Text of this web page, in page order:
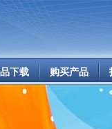
下载 购买产品